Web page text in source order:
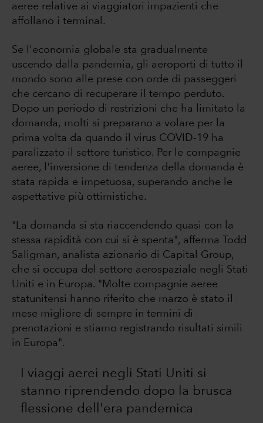
aeree relative ai viaggiatori impazienti che
affollano i terminal.
Se l'economia globale sta gradualmente
uscendo dalla pandemia, gli aeroporti di tutto il
mondo sono alle prese con orde di passeggeri
che cercano di recuperare il tempo perduto.
Dopo un periodo di restrizioni che ha limitato la
domanda, molti si preparano a volare per la
prima volta da quando il virus COVID-19 ha
paralizzato il settore turistico. Per le compagnie
aeree, l'inversione di tendenza della domanda è
stata rapida e impetuosa, superando anche le
aspettative più ottimistiche.
"La domanda si sta riaccendendo quasi con la
stessa rapidità con cui si è spenta", afferma Todd
Saligman, analista azionario di Capital Group,
che si occupa del settore aerospaziale negli Stati
Uniti e in Europa. "Molte compagnie aeree
statunitensi hanno riferito che marzo è stato il
mese migliore di sempre in termini di
prenotazioni e stiamo registrando risultati simili
in Europa".
I viaggi aerei negli Stati Uniti si
stanno riprendendo dopo la brusca
flessione dell'era pandemica